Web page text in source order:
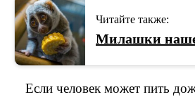
Читайте также:
Милашки
Если человек может пить